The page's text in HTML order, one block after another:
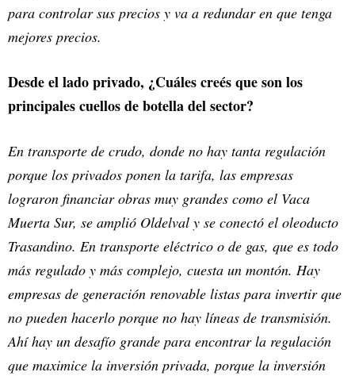
para controlar sus precios y va a redundar en que tenga
mejores precios.
Desde el lado privado, ¿Cuáles creés que son los
principales cuellos de botella del sector?
En transporte de crudo, donde no hay tanta regulación
porque los privados ponen la tarifa, las empresas
lograron financiar obras muy grandes como el Vaca
Muerta Sur, se amplió Oldelval y se conectó el oleoducto
Trasandino. En transporte eléctrico o de gas, que es todo
más regulado y más complejo, cuesta un montón. Hay
empresas de generación renovable listas para invertir que
no pueden hacerlo porque no hay líneas de transmisión.
Ahí hay un desafío grande para encontrar la regulación
que maximice la inversión privada, porque la inversión